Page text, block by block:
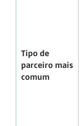
Tipo de
parceiro mais
comum